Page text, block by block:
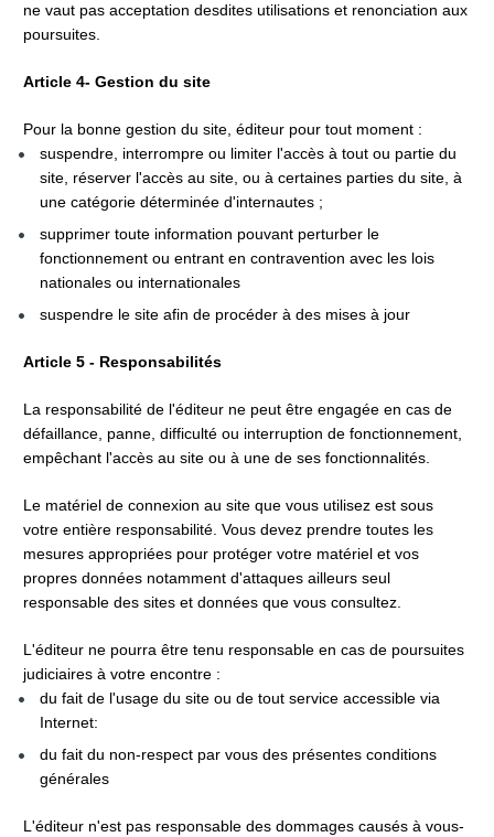
ne vaut pas acceptation desdites utilisations et renonciation aux
poursuites.
Article 4- Gestion du site
Pour la bonne gestion du site, éditeur pour tout moment :
suspendre, interrompre ou limiter l'accès à tout ou partie du
site, réserver l'accès au site, ou à certaines parties du site, à
une catégorie déterminée d'internautes ;
supprimer toute information pouvant perturber le
fonctionnement ou entrant en contravention avec les lois
nationales ou internationales
suspendre le site afin de procéder à des mises à jour
Article 5 - Responsabilités
La responsabilité de l'éditeur ne peut être engagée en cas de
défaillance, panne, difficulté ou interruption de fonctionnement,
empêchant l'accès au site ou à une de ses fonctionnalités.
Le matériel de connexion au site que vous utilisez est sous
votre entière responsabilité. Vous devez prendre toutes les
mesures appropriées pour protéger votre matériel et vos
propres données notamment d'attaques ailleurs seul
responsable des sites et données que vous consultez.
L'éditeur ne pourra être tenu responsable en cas de poursuites
judiciaires à votre encontre :
du fait de l'usage du site ou de tout service accessible via
Internet:
du fait du non-respect par vous des présentes conditions
générales
L'éditeur n'est pas responsable des dommages causés à vous-